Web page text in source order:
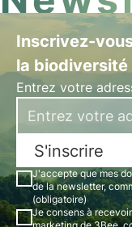
Inscrivez-
la biodiversité
Entrez votre
S'inscrire
J'accepte que mes
de la newsletter,
(obligatoire)
Je consens à